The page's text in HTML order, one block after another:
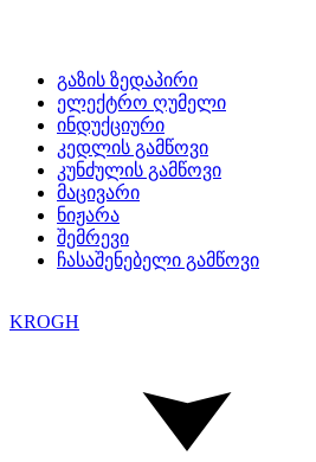
გაზის ზედაპირი
ელექტრო ღუმელი
ინდუქციური
კედლის გამწოვი
კუნძულის გამწოვი
მაცივარი
ნიჟარა
შემრევი
ჩასაშენებელი გამწოვი
KROGH